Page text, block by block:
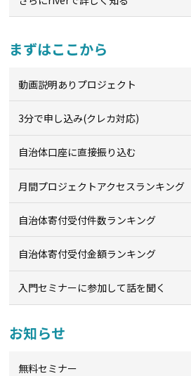
まずはここから
動画説明ありプロジェクト
3分で申し込み(クレカ対応)
自治体口座に直接振り込む
月間プロジェクトアクセスランキング
自治体寄付受付件数ランキング
自治体寄付受付金額ランキング
入門セミナーに参加して話を聞く
お知らせ
無料セミナー